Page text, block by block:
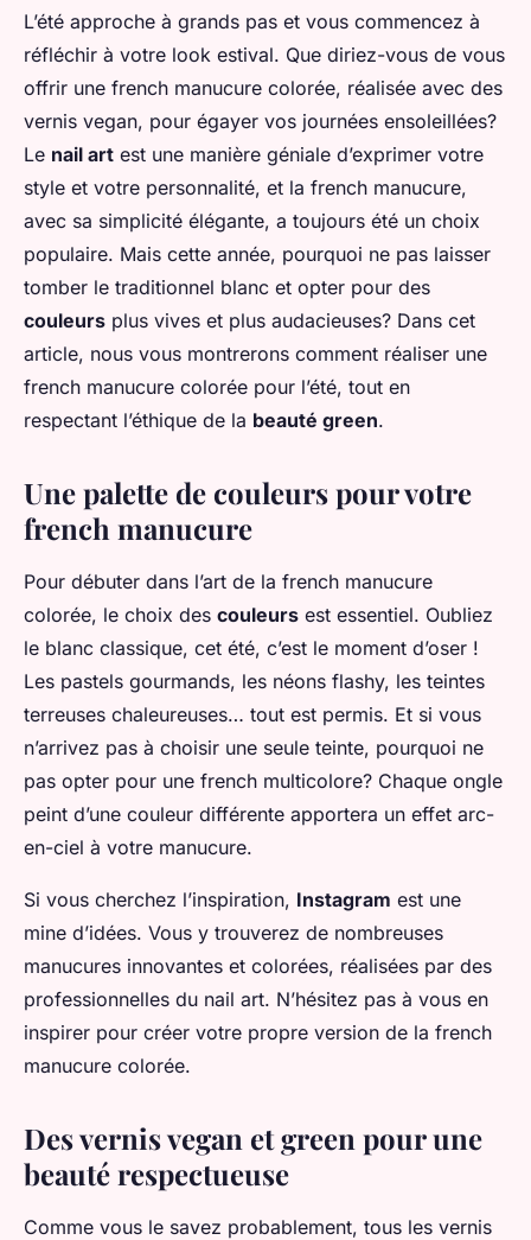
Comment réaliser une french
manucure colorée tendance
pour l'été avec des vernis
vegan?
valentin• 25 avril 2024•6 min de lecture
L’été approche à grands pas et vous commencez à
réfléchir à votre look estival. Que diriez-vous de vous
offrir une french manucure colorée, réalisée avec des
vernis vegan, pour égayer vos journées ensoleillées?
Le nail art est une manière géniale d’exprimer votre
style et votre personnalité, et la french manucure,
avec sa simplicité élégante, a toujours été un choix
populaire. Mais cette année, pourquoi ne pas laisser
tomber le traditionnel blanc et opter pour des
couleurs plus vives et plus audacieuses? Dans cet
article, nous vous montrerons comment réaliser une
french manucure colorée pour l’été, tout en
respectant l’éthique de la beauté green.
Une palette de couleurs pour votre
french manucure
Pour débuter dans l’art de la french manucure
colorée, le choix des couleurs est essentiel. Oubliez
le blanc classique, cet été, c’est le moment d’oser !
Les pastels gourmands, les néons flashy, les teintes
terreuses chaleureuses… tout est permis. Et si vous
n’arrivez pas à choisir une seule teinte, pourquoi ne
pas opter pour une french multicolore? Chaque ongle
peint d’une couleur différente apportera un effet arc-
en-ciel à votre manucure.
Si vous cherchez l’inspiration, Instagram est une
mine d’idées. Vous y trouverez de nombreuses
manucures innovantes et colorées, réalisées par des
professionnelles du nail art. N’hésitez pas à vous en
inspirer pour créer votre propre version de la french
manucure colorée.
Des vernis vegan et green pour une
beauté respectueuse
Comme vous le savez probablement, tous les vernis